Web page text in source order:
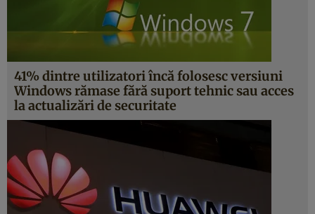
41% dintre utilizatori încă folosesc versiuni
Windows rămase fără suport tehnic sau acces
la actualizări de securitate